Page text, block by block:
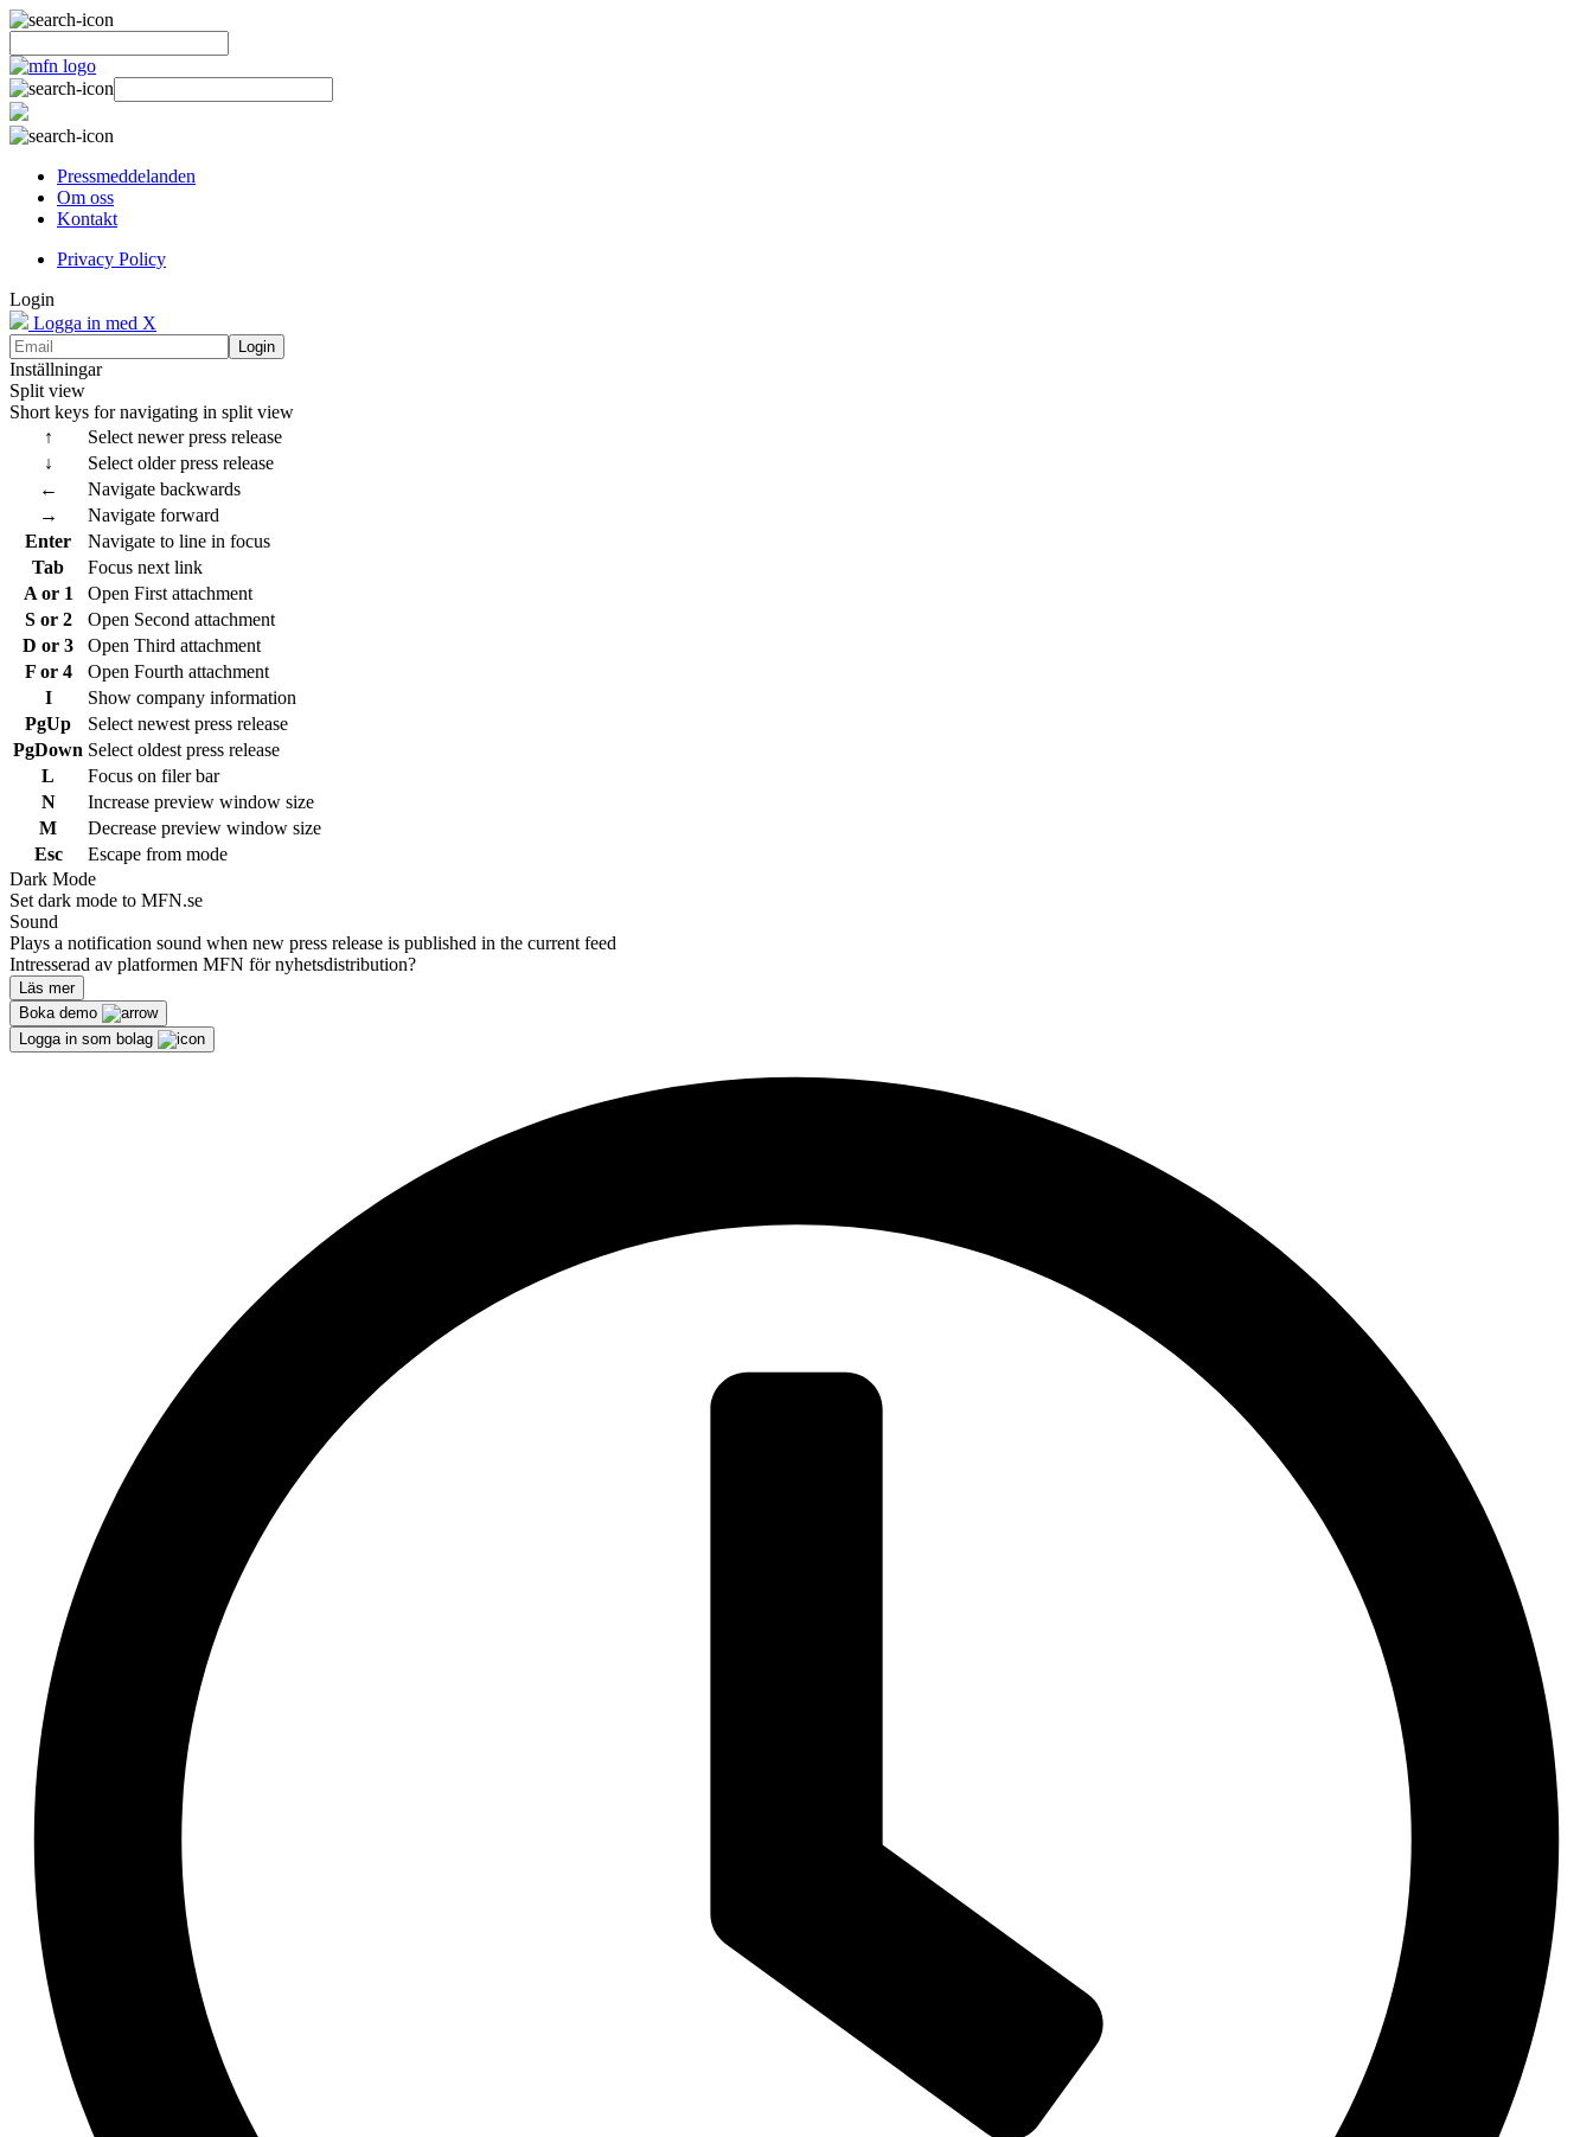
Pressmeddelanden
Om oss
Kontakt
Privacy Policy
Login
Logga in med X
Login
Inställningar
Split view
Short keys for navigating in split view
↑
Select newer press release
↓
Select older press release
←
Navigate backwards
→
Navigate forward
Enter
Navigate to line in focus
Tab
Focus next link
A or 1
Open First attachment
S or 2
Open Second attachment
D or 3
Open Third attachment
F or 4
Open Fourth attachment
I
Show company information
PgUp
Select newest press release
PgDown Select oldest press release
L
Focus on filer bar
N
Increase preview window size
M
Decrease preview window size
Esc
Escape from mode
Dark Mode
Set dark mode to MFN.se
Sound
Plays a notification sound when new press release is published in the current feed
Intresserad av platformen MFN för nyhetsdistribution?
Läs mer
Boka demo
Logga in som bolag